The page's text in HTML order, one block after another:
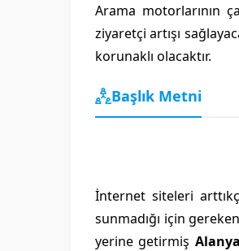
Arama motorlarının
ziyaretçi artışı
korunaklı olacaktır.
Başlık Metni
İnternet siteleri
sunmadığı için
yerine getirmiş